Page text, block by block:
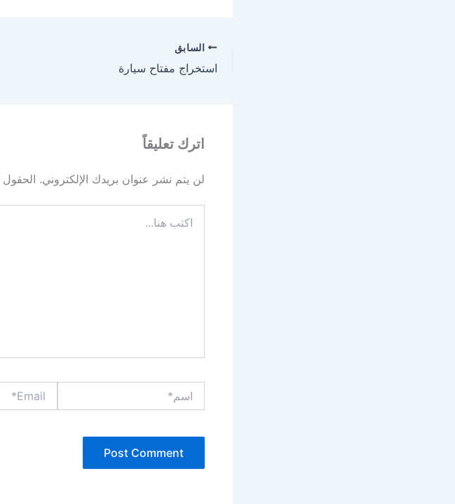
السابق
استخراج مفتاح سيارة
اترك تعليقاً
لن يتم نشر عنوان بريدك الإلكتروني. الحقول
هنا...